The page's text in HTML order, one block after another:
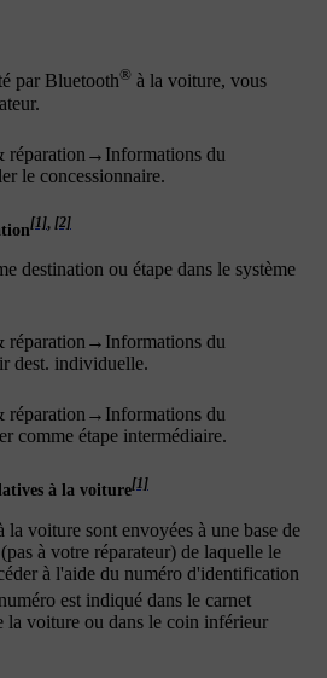
par Bluetooth® à la voiture, vous
réparation → Informations du
le concessionnaire.
[1], [2]
destination ou étape dans le système
réparation→ Informations du
dest. individuelle.
réparation→ Informations du
comme étape intermédiaire.
à la voiture[1]
voiture sont envoyées à une base de
à votre réparateur) de laquelle le
à l'aide du numéro d'identification
est indiqué dans le carnet
la voiture ou dans le coin inférieur